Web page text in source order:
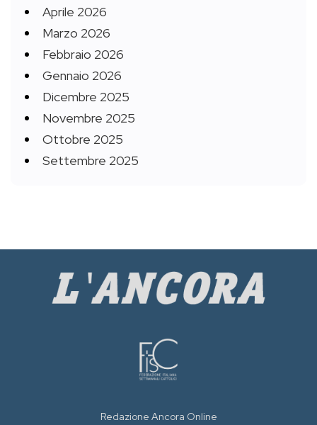
Aprile 2026
Marzo 2026
Febbraio 2026
Gennaio 2026
Dicembre 2025
Novembre 2025
Ottobre 2025
Settembre 2025
Redazione Ancora Online